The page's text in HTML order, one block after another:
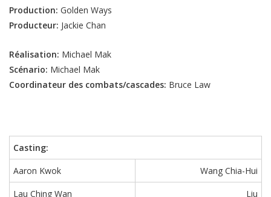
Production: Golden Ways
Producteur: Jackie Chan
Réalisation: Michael Mak
Scénario: Michael Mak
Coordinateur des combats/cascades: Bruce Law
Casting:
Aaron Kwok
Wang Chia-Hui
Lau Ching Wan
Liu